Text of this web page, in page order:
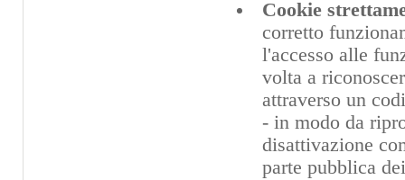
Cookie
corretto
l'accesso alle
volta a
attraverso un
- in modo da
disattivazione
parte pubblica